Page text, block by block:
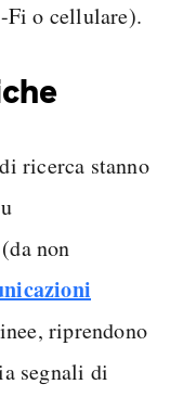
Fi o cellulare).
ricerca stanno
(da non
riprendono
segnali di